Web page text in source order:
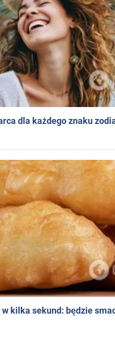
dla każdego znaku
kilka sekund: będzie